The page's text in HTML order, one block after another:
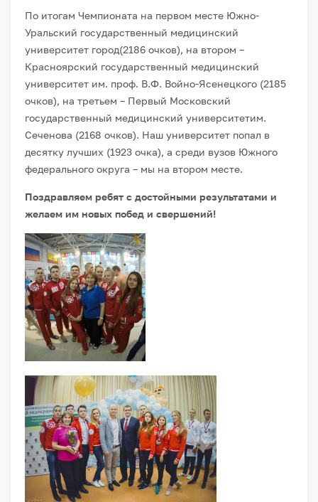
По итогам Чемпионата на первом месте Южно-
Уральский государственный медицинский
университет город(2186 очков), на втором –
Красноярский государственный медицинский
университет им. проф. В.Ф. Войно-Ясенецкого (2185
очков), на третьем – Первый Московский
государственный медицинский университетим.
Сеченова (2168 очков). Наш университет попал в
десятку лучших (1923 очка), а среди вузов Южного
федерального округа – мы на втором месте.
Поздравляем ребят с достойными результатами и
желаем им новых побед и свершений!